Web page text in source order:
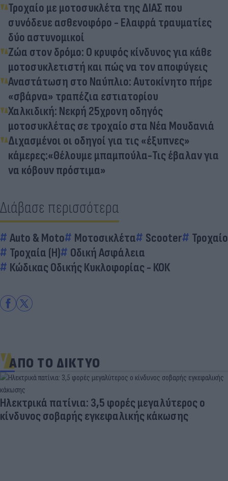
Τροχαίο με μοτοσυκλέτα της ΔΙΑΣ που
συνόδευε ασθενοφόρο - Ελαφρά τραυματίες
δύο αστυνομικοί
Ζώα στον δρόμο: Ο κρυφός κίνδυνος για κάθε
μοτοσυκλετιστή και πώς να τον αποφύγεις
Αναστάτωση στο Ναύπλιο: Αυτοκίνητο πήρε
«σβάρνα» τραπέζια εστιατορίου
Χαλκιδική: Νεκρή 25χρονη οδηγός
μοτοσυκλέτας σε τροχαίο στα Νέα Μουδανιά
Διχασμένοι οι οδηγοί για τις «έξυπνες»
κάμερες:«Θέλουμε μπαμπούλα-Τις έβαλαν για
να κόβουν πρόστιμα»
Διάβασε περισσότερα
Auto & Moto Μοτοσικλέτα Scooter
Τροχαίο
Τροχαία (Η)
Οδική Ασφάλεια
Κώδικας Οδικής Κυκλοφορίας - ΚΟΚ
ΑΠΟ ΤΟ ΔΙΚΤΥΟ
Ηλεκτρικά πατίνια: 3,5 φορές μεγαλύτερος ο
κίνδυνος σοβαρής εγκεφαλικής κάκωσης